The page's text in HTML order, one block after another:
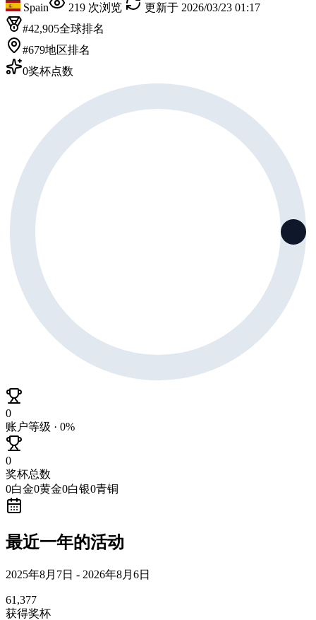
Spain 219 次浏览
更新于 2026/03/23 01:17
#42,905全球排名
#679地区排名
0奖杯点数
0
账户等级 · 0%
0
奖杯总数
0白金0黄金0白银0青铜
最近一年的活动
2025年8月7日 - 2026年8月6日
61,377
获得奖杯